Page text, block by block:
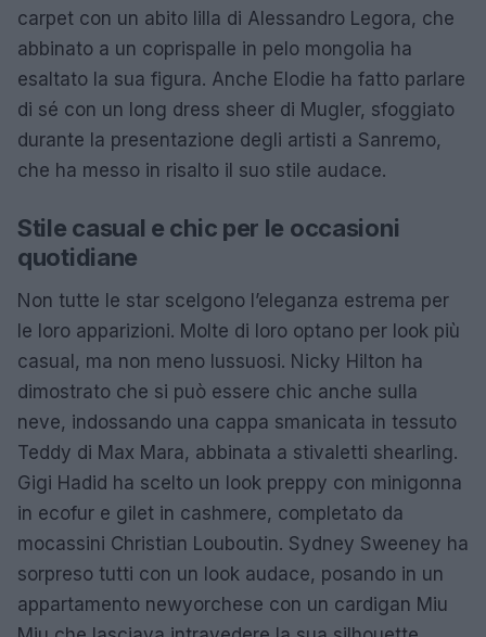
carpet con un abito lilla di Alessandro Legora, che
abbinato a un coprispalle in pelo mongolia ha
esaltato la sua figura. Anche Elodie ha fatto parlare
di sé con un long dress sheer di Mugler, sfoggiato
durante la presentazione degli artisti a Sanremo,
che ha messo in risalto il suo stile audace.
Stile casual e chic per le occasioni
quotidiane
Non tutte le star scelgono l’eleganza estrema per
le loro apparizioni. Molte di loro optano per look più
casual, ma non meno lussuosi. Nicky Hilton ha
dimostrato che si può essere chic anche sulla
neve, indossando una cappa smanicata in tessuto
Teddy di Max Mara, abbinata a stivaletti shearling.
Gigi Hadid ha scelto un look preppy con minigonna
in ecofur e gilet in cashmere, completato da
mocassini Christian Louboutin. Sydney Sweeney ha
sorpreso tutti con un look audace, posando in un
appartamento newyorchese con un cardigan Miu